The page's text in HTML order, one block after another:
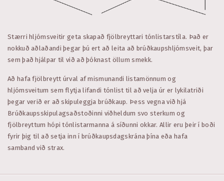
Stærri hljómsveitir geta skapað fjölbreyttari tónlistarstíla. Það er
nokkuð aðlaðandi þegar þú ert að leita að brúðkaupshljómsveit, þar
sem það hjálpar til við að þóknast öllum smekk.
Að hafa fjölbreytt úrval af mismunandi listamönnum og
hljómsveitum sem flytja lifandi tónlist til að velja úr er lykilatriði
þegar verið er að skipuleggja brúðkaup. Þess vegna við hjá
Brúðkaups­skipulags­aðstoðinni viðheldum svo sterkum og
fjölbreyttum hópi tónlistarmanna á síðunni okkar. Allir eru þeir í boði
fyrir þig til að setja inn í brúðkaupsdagskrána þína eða hafa
samband við strax.